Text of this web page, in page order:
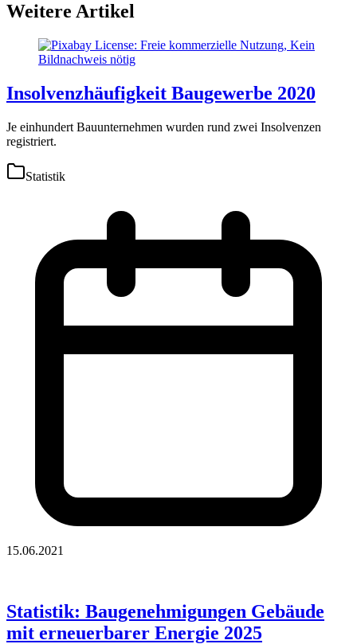
Weitere Artikel
Insolvenzhäufigkeit Baugewerbe 2020
Je einhundert Bauunternehmen wurden rund zwei Insolvenzen
registriert.
Statistik
15.06.2021
Statistik: Baugenehmigungen Gebäude
mit erneuerbarer Energie 2025